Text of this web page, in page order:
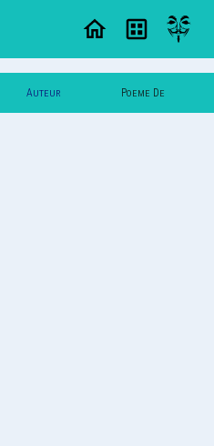
Auteur Poeme De